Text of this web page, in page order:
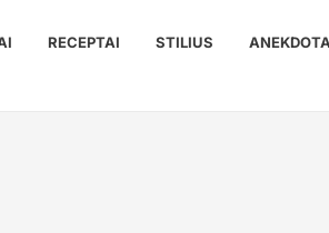
RECEPTAI STILIUS